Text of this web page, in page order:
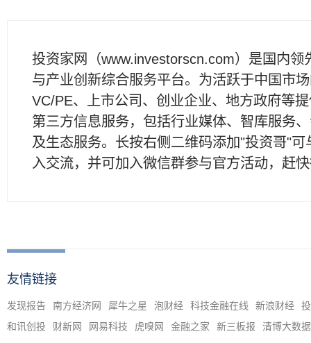
投资家网（www.investorscn.com）是国内领
与产业创新综合服务平台。为活跃于中国市
VC/PE、上市公司、创业企业、地方政府等
第三方信息服务，包括行业媒体、智库服务
及生态服务。长按右侧二维码添加"投资哥"可
入交流，并可加入微信群参与官方活动，赶
友情链接
发现报告 南方经济网 犀牛之星 泡财经 科技金融在线 新浪财经
和讯创投
财新网 网易科技 虎嗅网 金融之家 新三板报 清博大数据